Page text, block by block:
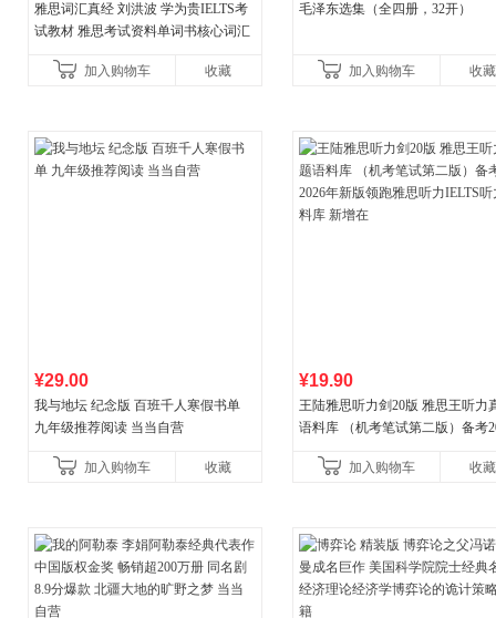
雅思词汇真经 刘洪波 学为贵IELTS考
试教材 雅思考试资料单词书核心词汇
加入购物车
收藏
毛泽东选集（全四册，32开）
加入购物车 收藏
¥29.00
我与地坛 纪念版 百班千人寒假书单
九年级推荐阅读 当当自营
加入购物车 收藏
¥19.90
王陆雅思听力剑20版 雅思王听力
语料库 （机考笔试第二版）备考
新增在
加入购物车 收藏